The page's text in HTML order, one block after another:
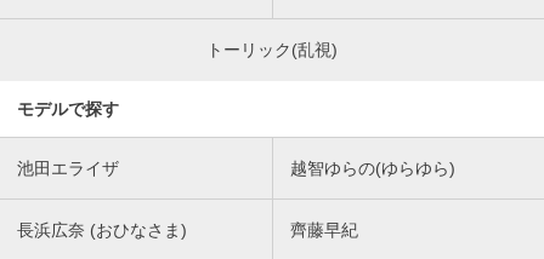
トーリック(乱視)
モデルで探す
池田エライザ 越智ゆらの(ゆらゆら)
長浜広奈 (おひなさま) 齊藤早紀